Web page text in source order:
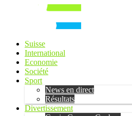
Suisse
International
Economie
Société
Sport
News en direct
Résultats
Divertissement